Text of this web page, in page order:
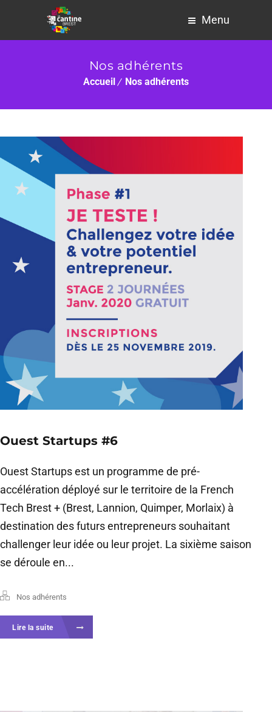
Menu
Nos adhérents
Accueil Nos adhérents
Ouest Startups #6
Ouest Startups est un programme de pré-
accélération déployé sur le territoire de la French
Tech Brest + (Brest, Lannion, Quimper, Morlaix) à
destination des futurs entrepreneurs souhaitant
challenger leur idée ou leur projet. La sixième saison
se déroule en...
Nos adhérents
Lire la suite